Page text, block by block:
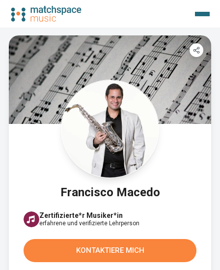
Francisco Macedo
Zertifizierte*r Musiker*in
erfahrene und verifizierte Lehrperson
KONTAKTIERE MICH